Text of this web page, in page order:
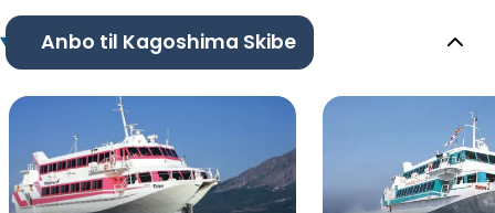
Anbo til Kagoshima Skibe